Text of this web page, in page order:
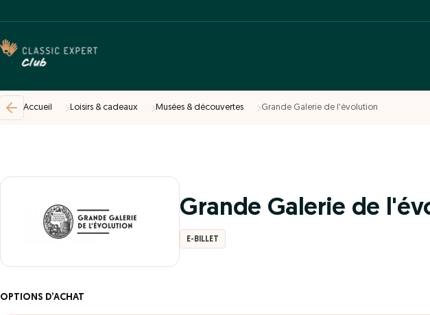
Accueil Loisirs & cadeaux Musées & découvertes Grande Galerie de l'évolution
Grande Galerie de
E-BILLET
OPTIONS D’ACHAT